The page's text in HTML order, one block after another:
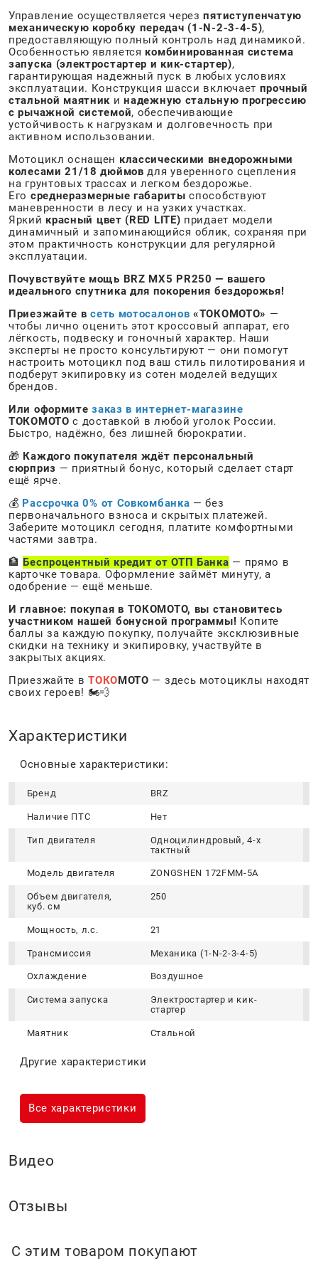
Управление осуществляется черезпятиступенчатую
механическую коробку передач (1-N-2-3-4-5),
предоставляющую полный контроль над динамикой.
Особенностью является комбинированная система
запуска (электростартер и кик-стартер),
гарантирующая надежный пуск в любых условиях
эксплуатации. Конструкция шасси включает прочный
стальной маятник инадежную стальную прогрессию
с рычажной системой, обеспечивающие
устойчивость к нагрузкам и долговечность при
активном использовании.
Мотоцикл оснащен классическими внедорожными
колесами 21/18 дюймов для уверенного сцепления
на грунтовых трассах и легком бездорожье.
Его среднеразмерные габариты способствуют
маневренности в лесу и на узких участках.
Яркий красный цвет (RED LITE) придает модели
динамичный и запоминающийся облик, сохраняя при
этом практичность конструкции для регулярной
эксплуатации.
Почувствуйте мощь BRZ MX5 PR250 — вашего
идеального спутника для покорения бездорожья!
Приезжайте всеть мотосалонов «ТОКОМОТО» —
чтобы лично оценить этот кроссовый аппарат, его
лёгкость, подвеску и гоночный характер. Наши
эксперты не просто консультируют — они помогут
настроить мотоцикл под ваш стиль пилотирования и
подберут экипировку из сотен моделей ведущих
брендов.
Или оформитезаказ в интернет-магазине
ТОКОМОТО с доставкой в любой уголок России.
Быстро, надёжно, без лишней бюрократии.
🎁 Каждого покупателя ждёт персональный
сюрприз — приятный бонус, который сделает старт
ещё ярче.
💰 Рассрочка 0% от Совкомбанка — без
первоначального взноса и скрытых платежей.
Заберите мотоцикл сегодня, платите комфортными
частями завтра.
🏦 Беспроцентный кредит от ОТП Банка — прямо в
карточке товара. Оформление займёт минуту, а
одобрение — ещё меньше.
И главное: покупая в ТОКОМОТО, вы становитесь
участником нашей бонусной программы! Копите
баллы за каждую покупку, получайте эксклюзивные
скидки на технику и экипировку, участвуйте в
закрытых акциях.
Приезжайте вТОКОМОТО — здесь мотоциклы находят
своих героев! 🏍️💨
Характеристики
Основные характеристики:
Бренд BRZ
Наличие ПТС Нет
Тип двигателя
Одноцилиндровый, 4-х
тактный
Модель двигателя ZONGSHEN 172FMM-5A
Объем двигателя,
куб. см
250
Мощность, л.с. 21
Трансмиссия Механика (1-N-2-3-4-5)
Охлаждение Воздушное
Система запуска
Электростартер и кик-
стартер
Маятник Стальной
Другие характеристики
Все характеристики
Видео
Отзывы
С этим товаром покупают